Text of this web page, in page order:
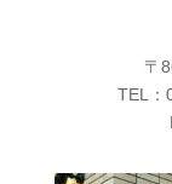
〒
TEL